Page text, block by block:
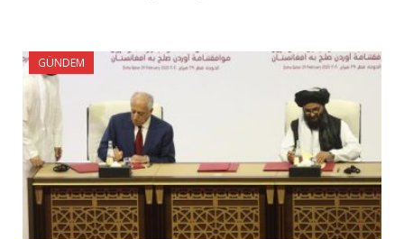
GÜNDEM